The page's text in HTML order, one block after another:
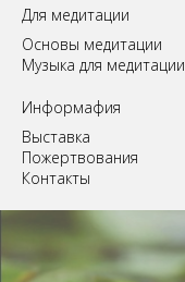
Для медитации
Основы медитации
Музыка для медитации
Информафия
Выставка
Пожертвования
Контакты